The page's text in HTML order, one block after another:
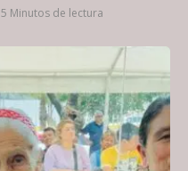
5 Minutos de lectura